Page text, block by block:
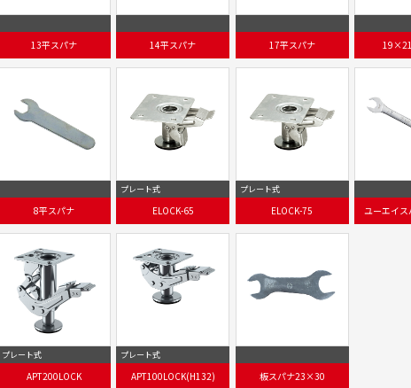
13平スパナ 14平スパナ 17平スパナ
8平スパナ
プレート式
ELOCK-65
プレート式
ELOCK-75 ユーエイ
プレート式
APT200LOCK
プレート式
APT100LOCK(H132) 板スパナ23×30